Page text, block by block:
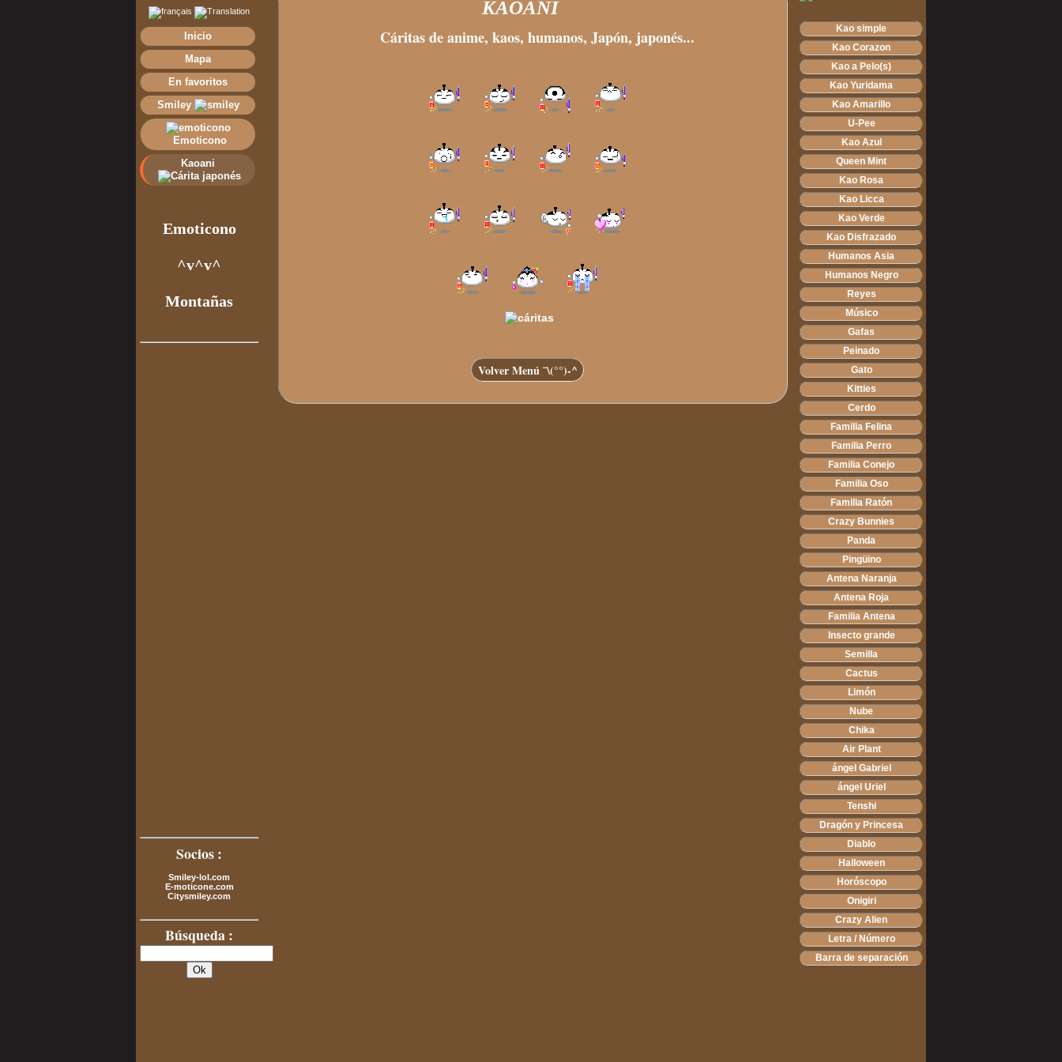
Inicio
Mapa
En favoritos
Smiley
Emoticono
Kaoani
Emoticono
Socios :
Smiley-lol.com
E-moticone.com
Citysmiley.com
Búsqueda :
Kao simple
Kao Corazon
Kao a Pelo(s)
Kao Yuridama
Kao Amarillo
U-Pee
Kao Azul
Queen Mint
Kao Rosa
Kao Licca
Kao Verde
Kao Disfrazado
Humanos Asia
Humanos Negro
Reyes
Músico
Gafas
Peinado
Gato
Kitties
Cerdo
Familia Felina
Familia Perro
Familia Conejo
Familia Oso
Familia Ratón
Crazy Bunnies
Panda
Pingüino
Antena Naranja
Antena Roja
Familia Antena
Insecto grande
Semilla
Cactus
Limón
Nube
Chika
Air Plant
ángel Gabriel
ángel Uriel
Tenshi
Dragón y Princesa
Diablo
Halloween
Horóscopo
Onigiri
Crazy Alien
Letra / Número
Barra de separación
KAOANI
Cáritas de anime, kaos, humanos, Japón, japonés...
Volver Menú ¯\(°°)-^